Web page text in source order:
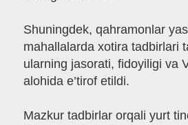
Shuningdek, qahramonlar
mahallalarda xotira tadbirlari
ularning jasorati, fidoyiligi va
alohida e’tirof etildi.
Mazkur tadbirlar orqali yurt